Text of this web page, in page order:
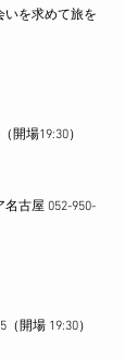
いを求めて旅を
開場19:30）
古屋 052-950-
開場 19:30）